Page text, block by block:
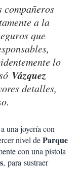
compañeros
a la
que
lo
Vázquez
detalles,
una joyería con
nivel deParque
con una pistola
, para sustraer